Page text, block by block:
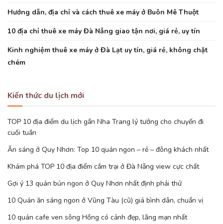
Hướng dẫn, địa chỉ và cách thuê xe máy ở Buôn Mê Thuột
10 địa chỉ thuê xe máy Đà Nẵng giao tận nơi, giá rẻ, uy tín
Kinh nghiệm thuê xe máy ở Đà Lạt uy tín, giá rẻ, không chặt
chém
Kiến thức du lịch mới
TOP 10 địa điểm du lịch gần Nha Trang lý tưởng cho chuyến đi
cuối tuần
Ăn sáng ở Quy Nhơn: Top 10 quán ngon – rẻ – đông khách nhất
Khám phá TOP 10 địa điểm cắm trại ở Đà Nẵng view cực chất
Gợi ý 13 quán bún ngon ở Quy Nhơn nhất định phải thử
10 Quán ăn sáng ngon ở Vũng Tàu (cũ) giá bình dân, chuẩn vị
10 quán cafe ven sông Hồng có cảnh đẹp, lãng mạn nhất